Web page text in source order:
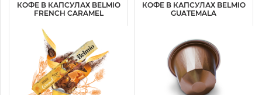
КОФЕ В КАПСУЛАХ BELMIO
FRENCH CARAMEL
КОФЕ В КАПСУЛАХ BELMIO
GUATEMALA